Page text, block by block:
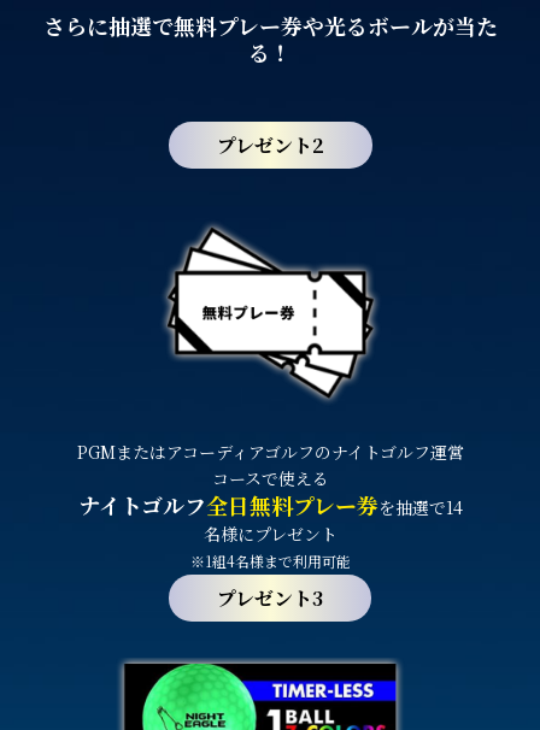
さらに抽選で無料プレー券や光るボールが当た
る！
プレゼント2
PGMまたはアコーディアゴルフのナイトゴルフ運営
コースで使える
ナイトゴルフ全日無料プレー券を抽選で14
名様にプレゼント
※1組4名様まで利用可能
プレゼント3